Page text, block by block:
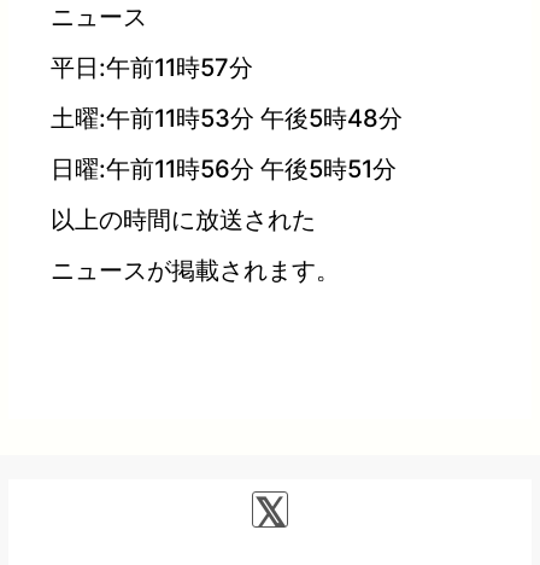
ニュース
平日:午前11時57分
土曜:午前11時53分 午後5時48分
日曜:午前11時56分 午後5時51分
以上の時間に放送された
ニュースが掲載されます。